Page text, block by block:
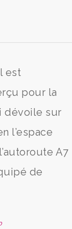
est
pour la
dévoile sur
l’espace
A7
de